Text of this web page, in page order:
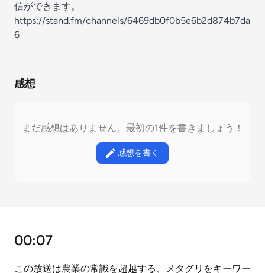
信ができます。
https://stand.fm/channels/6469db0f0b5e6b2d874b7da
6
感想
まだ感想はありません。最初の1件を書きましょう！
感想を書く
00:07
この放送は農業の常識を超越する、メタグリをキーワー